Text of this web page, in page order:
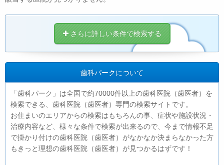
さらに詳しい条件で検索する
歯科パークについて
「歯科パーク」は全国で約70000件以上の歯科医院（歯医者）を
検索できる、歯科医院（歯医者）専門の検索サイトです。
お住まいのエリアからの検索はもちろんの事、症状や施設状況・
治療内容など、様々な条件で検索が出来るので、今まで情報不足
で掛かり付けの歯科医院（歯医者）がなかなか決まらなかった方
もきっと理想の歯科医院（歯医者）が見つかるはずです！